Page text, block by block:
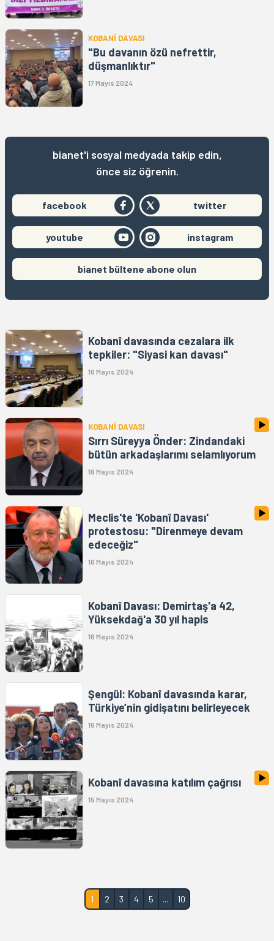
KOBANÎ DAVASI
"Bu davanın özü nefrettir,
düşmanlıktır"
17 Mayıs 2024
bianet'i sosyal medyada takip edin,
önce siz öğrenin.
facebook twitter
youtube instagram
bianet bültene abone olun
Kobanî davasında cezalara ilk
tepkiler: "Siyasi kan davası"
16 Mayıs 2024
KOBANÎ DAVASI
Sırrı Süreyya Önder: Zindandaki
bütün arkadaşlarımı selamlıyorum
16 Mayıs 2024
Meclis'te 'Kobanî Davası'
protestosu: "Direnmeye devam
edeceğiz"
16 Mayıs 2024
Kobanî Davası: Demirtaş'a 42,
Yüksekdağ'a 30 yıl hapis
16 Mayıs 2024
Şengül: Kobanî davasında karar,
Türkiye’nin gidişatını belirleyecek
16 Mayıs 2024
Kobanî davasına katılım çağrısı
15 Mayıs 2024
1 2 3 4 5 ... 10